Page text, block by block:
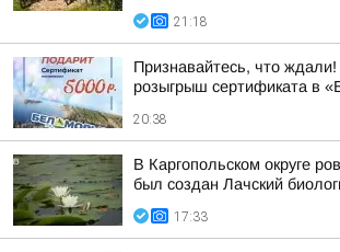
21:18
Признавайтесь, что
розыгрыш сертификата в
20:38
В Каргопольском округе
был создан Лачский
17:33